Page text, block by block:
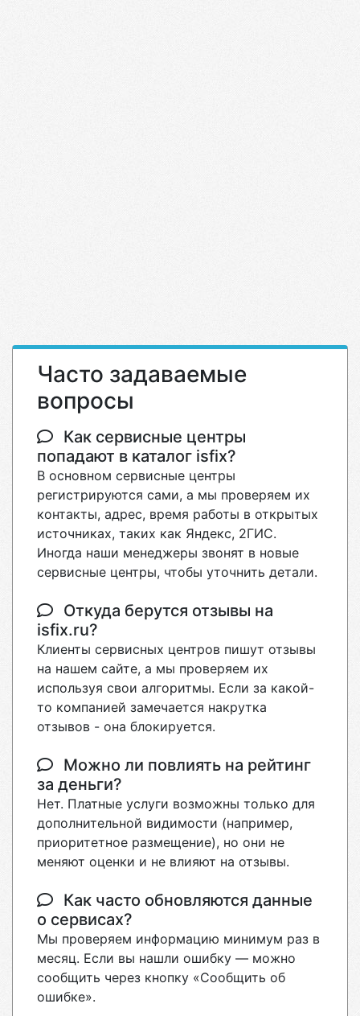
Часто задаваемые
вопросы
Как сервисные центры
попадают в каталог isfix?
В основном сервисные центры
регистрируются сами, а мы проверяем их
контакты, адрес, время работы в открытых
источниках, таких как Яндекс, 2ГИС.
Иногда наши менеджеры звонят в новые
сервисные центры, чтобы уточнить детали.
Откуда берутся отзывы на
isfix.ru?
Клиенты сервисных центров пишут отзывы
на нашем сайте, а мы проверяем их
используя свои алгоритмы. Если за какой-
то компанией замечается накрутка
отзывов - она блокируется.
Можно ли повлиять на рейтинг
за деньги?
Нет. Платные услуги возможны только для
дополнительной видимости (например,
приоритетное размещение), но они не
меняют оценки и не влияют на отзывы.
Как часто обновляются данные
о сервисах?
Мы проверяем информацию минимум раз в
месяц. Если вы нашли ошибку — можно
сообщить через кнопку «Сообщить об
ошибке».